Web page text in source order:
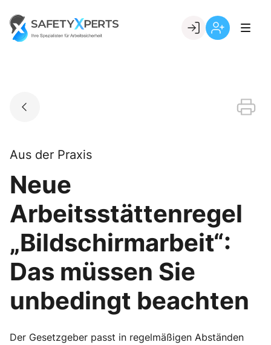
content
Go to landing page.
Aus der Praxis
Neue
Arbeitsstättenregel
„Bildschirmarbeit“:
Das müssen Sie
unbedingt beachten
Der Gesetzgeber passt in regelmäßigen Abständen